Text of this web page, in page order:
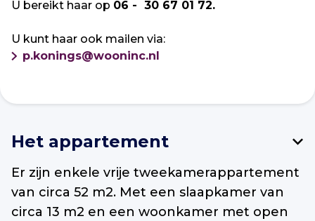
Het appartement
Er zijn enkele vrije tweekamerappartement
van circa 52 m2. Met een slaapkamer van
circa 13 m2 en een woonkamer met open
U bereikt haar op 06 - 30 67 01 72.
U kunt haar ook mailen via:
p.konings@wooninc.nl